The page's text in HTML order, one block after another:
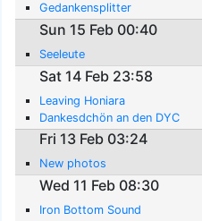
Gedankensplitter
Sun 15 Feb 00:40
Seeleute
Sat 14 Feb 23:58
Leaving Honiara
Dankesdchön an den DYC
Fri 13 Feb 03:24
New photos
Wed 11 Feb 08:30
Iron Bottom Sound